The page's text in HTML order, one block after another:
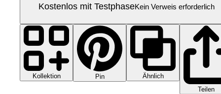
Kostenlos mit TestphaseKein Verweis erforderlich
Kollektion Pin
Ähnlich
Teilen